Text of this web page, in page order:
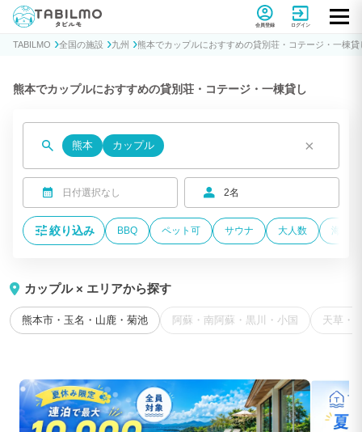
貸別荘コテージ・一棟貸し宿泊予約サイトTABILMO(タビルモ)
会員登録 ログイン
TABILMO 全国の施設 九州 熊本でカップルにおすすめの貸別荘・コテージ・一棟貸
熊本でカップルにおすすめの貸別荘・コテージ・一棟貸し
熊本 カップル ×
日付選択なし 2名
絞り込み BBQ ペット可 サウナ 大人数 海が
カップル × エリアから探す
熊本市・玉名・山鹿・菊池 阿蘇・南阿蘇・黒川・小国 天草・